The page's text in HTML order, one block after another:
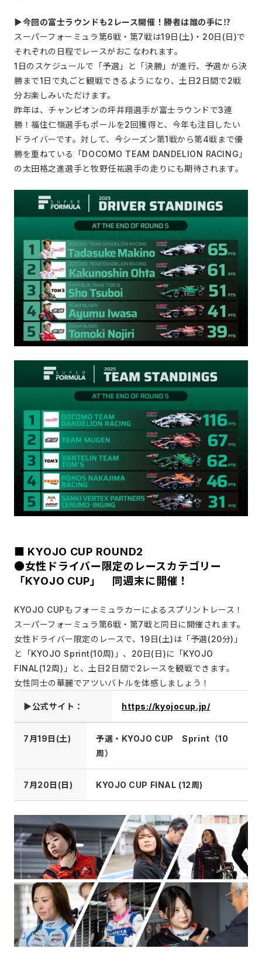
▶今回の富士ラウンドも2レース開催！勝者は誰の手に⁉
スーパーフォーミュラ第6戦・第7戦は19日(土)・20日(日)で
それぞれの日程でレースがおこなわれます。
1日のスケジュールで「予選」と「決勝」が進行、予選から決
勝まで1日で丸ごと観戦できるようになり、土日2日間で2戦
分お楽しみいただけます。
昨年は、チャンピオンの坪井翔選手が富士ラウンドで3連
勝！福住仁嶺選手もポールを2回獲得と、今年も注目したい
ドライバーです。対して、今シーズン第1戦から第4戦まで優
勝を重ねている「DOCOMO TEAM DANDELION RACING」
の太田格之進選手と牧野任祐選手の走りにも期待されます。
■ KYOJO CUP ROUND2
●女性ドライバー限定のレースカテゴリー
「KYOJO CUP」 同週末に開催！
KYOJO CUPもフォーミュラカーによるスプリントレース！
スーパーフォーミュラ第6戦・第7戦と同日に開催されます。
女性ドライバー限定のレースで、19日(土)は「予選(20分)」
と「KYOJO Sprint(10周)」、20日(日)に「KYOJO
FINAL(12周)」と、土日2日間で2レースを観戦できます。
女性同士の華麗でアツいバトルを体感しましょう！
▶公式サイト： https://kyojocup.jp/
7月19日(土)
予選・KYOJO CUP Sprint（10
周）
7月20日(日) KYOJO CUP FINAL (12周)